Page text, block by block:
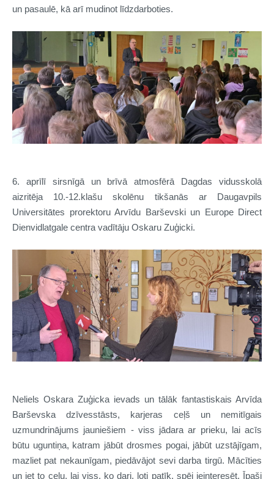
un pasaulē, kā arī mudinot līdzdarboties.
6. aprīlī sirsnīgā un brīvā atmosfērā Dagdas vidusskolā
aizritēja 10.-12.klašu skolēnu tikšanās ar Daugavpils
Universitātes prorektoru Arvīdu Barševski un Europe Direct
Dienvidlatgale centra vadītāju Oskaru Zuģicki.
Neliels Oskara Zuģicka ievads un tālāk fantastiskais Arvīda
Barševska dzīvesstāsts, karjeras ceļš un nemitīgais
uzmundrinājums jauniešiem - viss jādara ar prieku, lai acīs
būtu uguntiņa, katram jābūt drosmes pogai, jābūt uzstājīgam,
mazliet pat nekaunīgam, piedāvājot sevi darba tirgū. Mācīties
un iet to ceļu, lai viss, ko dari, ļoti patīk, spēj ieinteresēt. Īpaši